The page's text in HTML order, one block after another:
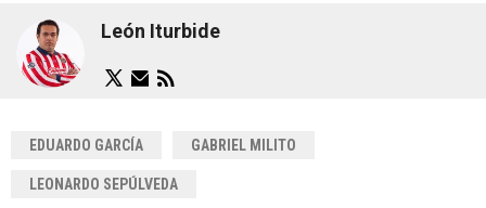
León Iturbide
EDUARDO GARCÍA GABRIEL MILITO
LEONARDO SEPÚLVEDA